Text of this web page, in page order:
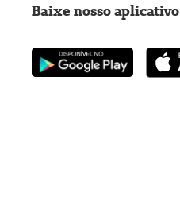
Baixe nosso aplicativo